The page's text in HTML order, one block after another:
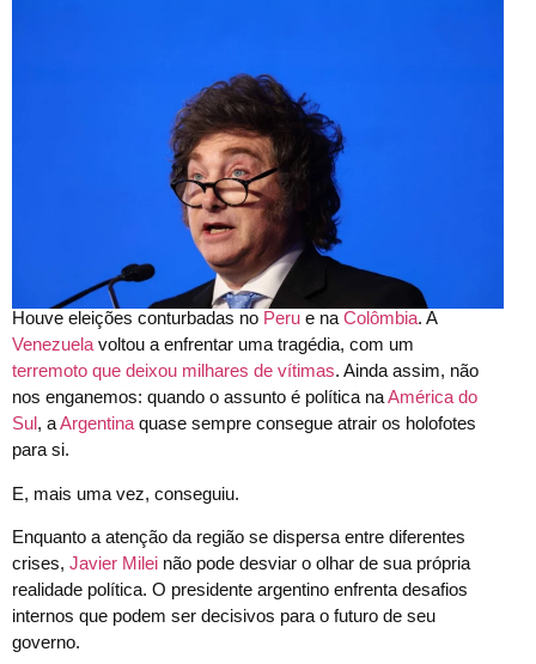
Houve eleições conturbadas no Peru e na Colômbia. A
Venezuela voltou a enfrentar uma tragédia, com um
terremoto que deixou milhares de vítimas. Ainda assim, não
nos enganemos: quando o assunto é política naAmérica do
Sul, aArgentina quase sempre consegue atrair os holofotes
para si.
E, mais uma vez, conseguiu.
Enquanto a atenção da região se dispersa entre diferentes
crises, Javier Milei não pode desviar o olhar de sua própria
realidade política. O presidente argentino enfrenta desafios
internos que podem ser decisivos para o futuro de seu
governo.